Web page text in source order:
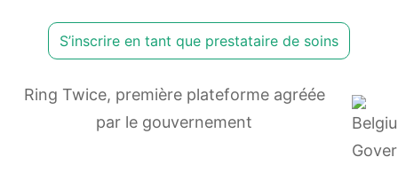
S’inscrire en tant que prestataire de soins
Ring Twice, première plateforme agréée
par le gouvernement